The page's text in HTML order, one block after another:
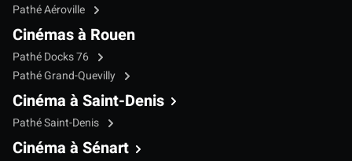
Pathé Aéroville
Cinémas à Rouen
Pathé Docks 76
Pathé Grand-Quevilly
Cinéma à Saint-Denis
Pathé Saint-Denis
Cinéma à Sénart